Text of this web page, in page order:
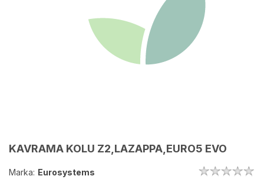
KAVRAMA KOLU Z2,LAZAPPA,EURO5 EVO
Marka: Eurosystems